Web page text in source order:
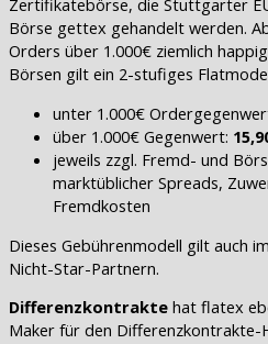
Zertifikatebörse, die Stuttgarter
Börse gettex gehandelt werden.
Orders über 1.000€ ziemlich
Börsen gilt ein 2-stufiges
unter 1.000€
über 1.000€ Gegenwert:
jeweils zzgl. Fremd- und
marktüblicher Spreads,
Fremdkosten
Dieses Gebührenmodell gilt auch
Nicht-Star-Partnern.
Differenzkontrakte hat flatex
Maker für den Differenzkontrakte-